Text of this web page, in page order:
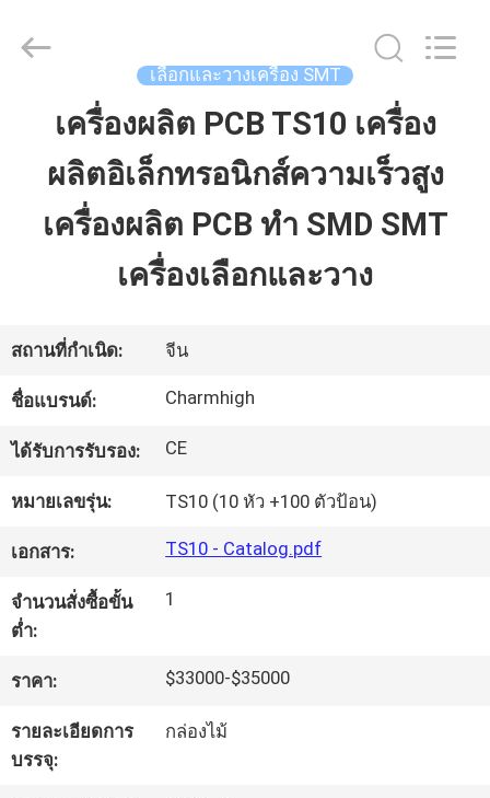
บ้าน
สินค้า
ทัวร์
โรงงาน
การ
ควบคุม
2026
CHARMHIGH
เลือกและวางเครื่อง SMT
เครื่องผลิต PCB TS10 เครื่อง
ผลิตอิเล็กทรอนิกส์ความเร็วสูง
เครื่องผลิต PCB ทํา SMD SMT
เครื่องเลือกและวาง
สถานที่กำเนิด: จีน
ชื่อแบรนด์: Charmhigh
ได้รับการรับรอง: CE
หมายเลขรุ่น: TS10 (10 หัว +100 ตัวป้อน)
เอกสาร: TS10 - Catalog.pdf
จำนวนสั่งซื้อขั้น
ต่ำ:
1
ราคา: $33000-$35000
รายละเอียดการ
บรรจุ:
กล่องไม้